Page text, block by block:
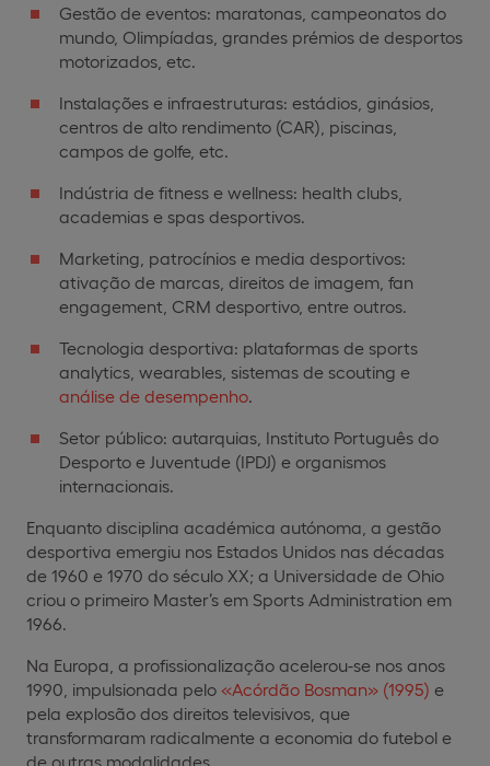
Gestão de eventos: maratonas, campeonatos do
mundo, Olimpíadas, grandes prémios de desportos
motorizados, etc.
Instalações e infraestruturas: estádios, ginásios,
centros de alto rendimento (CAR), piscinas,
campos de golfe, etc.
Indústria de fitness e wellness: health clubs,
academias e spas desportivos.
Marketing, patrocínios e media desportivos:
ativação de marcas, direitos de imagem, fan
engagement, CRM desportivo, entre outros.
Tecnologia desportiva: plataformas de sports
analytics, wearables, sistemas de scouting e
análise de desempenho
Setor público: autarquias, Instituto Português do
Desporto e Juventude (IPDJ) e organismos
internacionais.
Enquanto disciplina académica autónoma, a gestão
desportiva emergiu nos Estados Unidos nas décadas
de 1960 e 1970 do século XX; a Universidade de Ohio
criou o primeiro Master’s em Sports Administration em
1966.
Na Europa, a profissionalização acelerou-se nos anos
1990, impulsionada pelo «Acórdão Bosman» (1995) e
pela explosão dos direitos televisivos, que
transformaram radicalmente a economia do futebol e
de outras modalidades.